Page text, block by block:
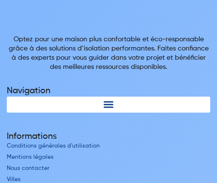
Optez pour une maison plus confortable et éco-responsable
grâce à des solutions d’isolation performantes. Faites confiance
à des experts pour vous guider dans votre projet et bénéficier
des meilleures ressources disponibles.
Navigation
Informations
Conditions générales d'utilisation
Mentions légales
Nous contacter
Villes